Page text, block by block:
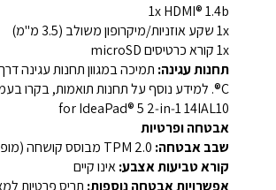
1x HDMI® 1.4b
1x שקע אוזניות/מיקרופון משולב (3.5 מ"מ)
1x קורא כרטיסים microSD
תחנות עגינה:
for IdeaPad® 5 2‑in‑1 14IAL10
אבטחה ופרטיות
שבב אבטחה:
קורא טביעות אצבע:אינו קיים